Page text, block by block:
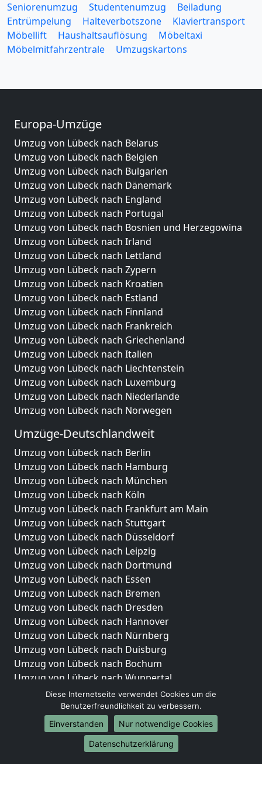
Seniorenumzug
Studentenumzug
Beiladung
Entrümpelung
Halteverbotszone
Klaviertransport
Möbellift
Haushaltsauflösung
Möbeltaxi
Möbelmitfahrzentrale
Umzugskartons
Europa-Umzüge
Umzug von Lübeck nach Belarus
Umzug von Lübeck nach Belgien
Umzug von Lübeck nach Bulgarien
Umzug von Lübeck nach Dänemark
Umzug von Lübeck nach England
Umzug von Lübeck nach Portugal
Umzug von Lübeck nach Bosnien und Herzegowina
Umzug von Lübeck nach Irland
Umzug von Lübeck nach Lettland
Umzug von Lübeck nach Zypern
Umzug von Lübeck nach Kroatien
Umzug von Lübeck nach Estland
Umzug von Lübeck nach Finnland
Umzug von Lübeck nach Frankreich
Umzug von Lübeck nach Griechenland
Umzug von Lübeck nach Italien
Umzug von Lübeck nach Liechtenstein
Umzug von Lübeck nach Luxemburg
Umzug von Lübeck nach Niederlande
Umzug von Lübeck nach Norwegen
Umzüge-Deutschlandweit
Umzug von Lübeck nach Berlin
Umzug von Lübeck nach Hamburg
Umzug von Lübeck nach München
Umzug von Lübeck nach Köln
Umzug von Lübeck nach Frankfurt am Main
Umzug von Lübeck nach Stuttgart
Umzug von Lübeck nach Düsseldorf
Umzug von Lübeck nach Leipzig
Umzug von Lübeck nach Dortmund
Umzug von Lübeck nach Essen
Umzug von Lübeck nach Bremen
Umzug von Lübeck nach Dresden
Umzug von Lübeck nach Hannover
Umzug von Lübeck nach Nürnberg
Umzug von Lübeck nach Duisburg
Umzug von Lübeck nach Bochum
Umzug von Lübeck nach Wuppertal
Umzug von Lübeck nach Bielefeld
Umzug von Lübeck nach Bonn
Umzug von Lübeck nach Münster
Internationale-Umzüge
Umzug von Lübeck nach Brasilien
Diese Internetseite verwendet Cookies um die
Benutzerfreundlichkeit zu verbessern.
Einverstanden
Nur notwendige Cookies
Datenschutzerklärung